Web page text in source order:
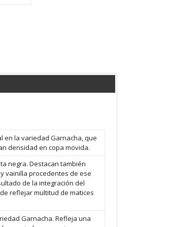
en la variedad Garnacha, que
densidad en copa movida.
negra. Destacan también
vainilla procedentes de ese
de la integración del
reflejar multitud de matices
Garnacha. Refleja una